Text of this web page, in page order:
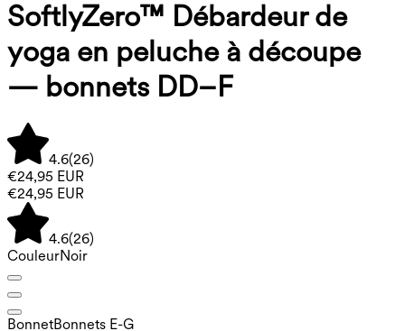
SoftlyZero™ Débardeur de
yoga en peluche à découpe
— bonnets DD–F
4.6(26)
€24,95 EUR
€24,95 EUR
4.6(26)
CouleurNoir
BonnetBonnets E-G